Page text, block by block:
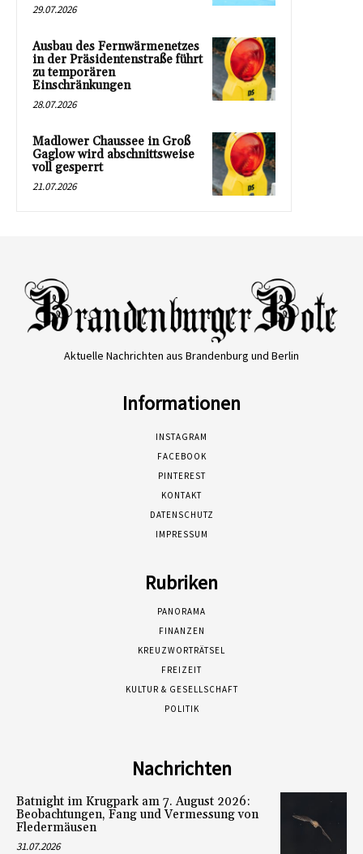
29.07.2026
Ausbau des Fernwärmenetzes
in der Präsidentenstraße führt
zu temporären
Einschränkungen
28.07.2026
Madlower Chaussee in Groß
Gaglow wird abschnittsweise
voll gesperrt
21.07.2026
Aktuelle Nachrichten aus Brandenburg und Berlin
Informationen
INSTAGRAM
FACEBOOK
PINTEREST
KONTAKT
DATENSCHUTZ
IMPRESSUM
Rubriken
PANORAMA
FINANZEN
KREUZWORTRÄTSEL
FREIZEIT
KULTUR & GESELLSCHAFT
POLITIK
Nachrichten
Batnight im Krugpark am 7. August 2026:
Beobachtungen, Fang und Vermessung von
Fledermäusen
31.07.2026